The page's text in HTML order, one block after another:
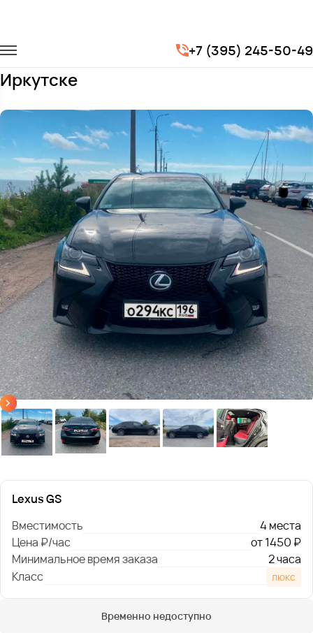
+7 (395) 245-50-49
Легковые автомобили
Заказать Lexus GS с водителем в
Иркутске
Lexus GS
Вместимость
4 места
Цена ₽/час
от 1450 ₽
Минимальное время заказа
2 часа
Класс
люкс
Временно недоступно